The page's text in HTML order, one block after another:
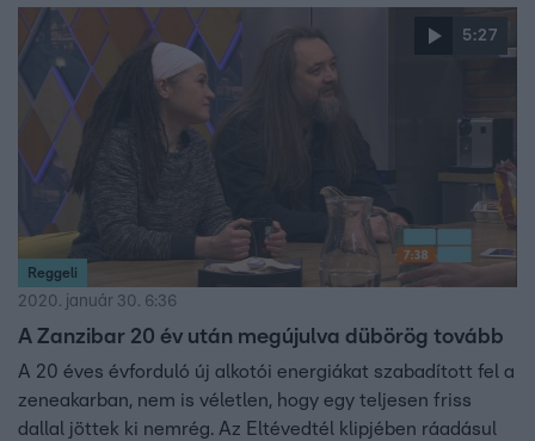
5:27
Reggeli
2020. január 30. 6:36
A Zanzibar 20 év után megújulva dübörög tovább
A 20 éves évforduló új alkotói energiákat szabadított fel a
zeneakarban, nem is véletlen, hogy egy teljesen friss
dallal jöttek ki nemrég. Az Eltévedtél klipjében ráadásul